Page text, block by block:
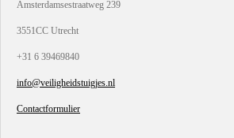
Amsterdamsestraatweg 239
3551CC Utrecht
+31 6 39469840
info@veiligheidstuigjes.nl
Contactformulier